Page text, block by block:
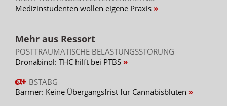
Medizinstudenten wollen eigene Praxis
Mehr aus Ressort
POSTTRAUMATISCHE BELASTUNGSSTÖRUNG
Dronabinol: THC hilft bei PTBS
BSTABG
Barmer: Keine Übergangsfrist für Cannabisblüten